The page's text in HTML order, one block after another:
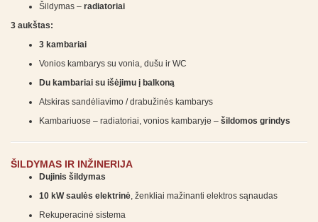
Šildymas – radiatoriai
3 aukštas:
3 kambariai
Vonios kambarys su vonia, dušu ir WC
Du kambariai su išėjimu į balkoną
Atskiras sandėliavimo / drabužinės kambarys
Kambariuose – radiatoriai, vonios kambaryje – šildomos grindys
ŠILDYMAS IR INŽINERIJA
Dujinis šildymas
10 kW saulės elektrinė, ženkliai mažinanti elektros sąnaudas
Rekuperacinė sistema